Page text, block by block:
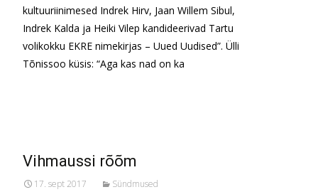
kultuuriinimesed Indrek Hirv, Jaan Willem Sibul,
Indrek Kalda ja Heiki Vilep kandideerivad Tartu
volikokku EKRE nimekirjas – Uued Uudised”. Ülli
Tõnissoo küsis: “Aga kas nad on ka
Vihmaussi rõõm
17. sept 2017 Sündmused